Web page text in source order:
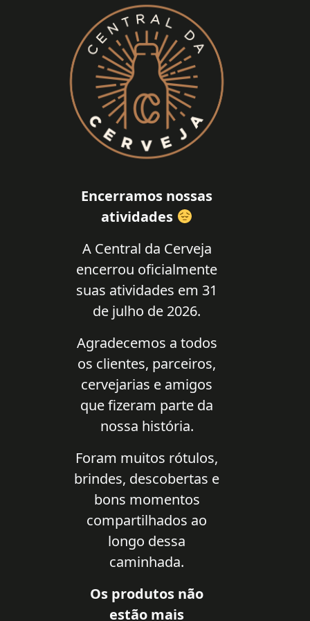
Encerramos nossas
atividades
A Central da Cerveja
encerrou oficialmente
suas atividades em 31
de julho de 2026.
Agradecemos a todos
os clientes, parceiros,
cervejarias e amigos
que fizeram parte da
nossa história.
Foram muitos rótulos,
brindes, descobertas e
bons momentos
compartilhados ao
longo dessa
caminhada.
Os produtos não
estão mais